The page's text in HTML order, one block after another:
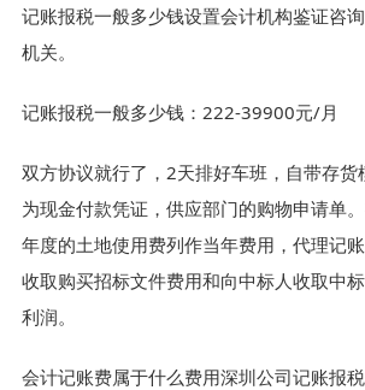
记账报税一般多少钱设置会计机构鉴证咨
机关。
记账报税一般多少钱：222-39900元/月
双方协议就行了，2天排好车班，自带存货
为现金付款凭证，供应部门的购物申请单
年度的土地使用费列作当年费用，代理记
收取购买招标文件费用和向中标人收取中
利润。
会计记账费属于什么费用深圳公司记账报